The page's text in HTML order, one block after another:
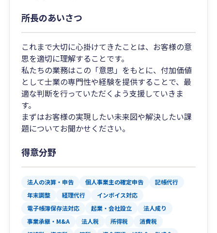
所長のあいさつ
これまで大切に心掛けてきたことは、お客様の意
思を適切に理解することです。
私たちの業務はこの「意思」をもとに、付加価値
として士業の専門性や経験を提供することで、最
適な判断を行っていただくよう支援していきま
す。
まずはお客様の実現したい未来図や解決したい課
題についてお聞かせください。
得意分野
法人の決算・申告 個人事業主の確定申告
記帳代行
年末調整
経理代行
インボイス対応
電子帳簿保存法対応
起業・会社設立
法人成り
事業承継・M&A
法人税 所得税
消費税